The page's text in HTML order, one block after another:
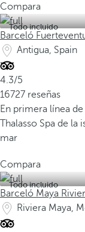
Compara
Todo incluido
Barceló
Antigua, Spain
4.3/5
16727 reseñas
En primera línea
Thalasso Spa de la
mar
Compara
Todo incluido
Barceló Maya
Riviera Maya,